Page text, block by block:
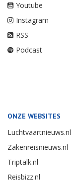
Youtube
Instagram
RSS
Podcast
ONZE WEBSITES
Luchtvaartnieuws.nl
Zakenreisnieuws.nl
Triptalk.nl
Reisbizz.nl